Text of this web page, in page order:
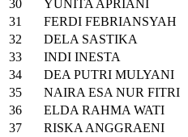
30
YUNITA APRIANI
31
FERDI FEBRIANSYAH
32
DELA SASTIKA
33
INDI INESTA
34
DEA PUTRI MULYANI
35
NAIRA ESA NUR FITRI
36
ELDA RAHMA WATI
37
RISKA ANGGRAENI